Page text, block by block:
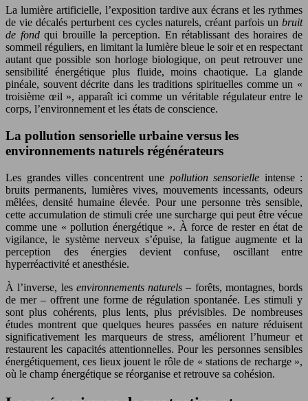
La lumière artificielle, l’exposition tardive aux écrans et les rythmes
de vie décalés perturbent ces cycles naturels, créant parfois un bruit
de fondqui brouille la perception. En rétablissant des horaires de
sommeil réguliers, en limitant la lumière bleue le soir et en respectant
autant que possible son horloge biologique, on peut retrouver une
sensibilité énergétique plus fluide, moins chaotique. La glande
pinéale, souvent décrite dans les traditions spirituelles comme un «
troisième œil », apparaît ici comme un véritable régulateur entre le
corps, l’environnement et les états de conscience.
La pollution sensorielle urbaine versus les
environnements naturels régénérateurs
Les grandes villes concentrent une pollution sensorielle intense :
bruits permanents, lumières vives, mouvements incessants, odeurs
mêlées, densité humaine élevée. Pour une personne très sensible,
cette accumulation de stimuli crée une surcharge qui peut être vécue
comme une « pollution énergétique ». À force de rester en état de
vigilance, le système nerveux s’épuise, la fatigue augmente et la
perception des énergies devient confuse, oscillant entre
hyperréactivité et anesthésie.
À l’inverse, les environnements naturels – forêts, montagnes, bords
de mer – offrent une forme de régulation spontanée. Les stimuli y
sont plus cohérents, plus lents, plus prévisibles. De nombreuses
études montrent que quelques heures passées en nature réduisent
significativement les marqueurs de stress, améliorent l’humeur et
restaurent les capacités attentionnelles. Pour les personnes sensibles
énergétiquement, ces lieux jouent le rôle de « stations de recharge »,
où le champ énergétique se réorganise et retrouve sa cohésion.